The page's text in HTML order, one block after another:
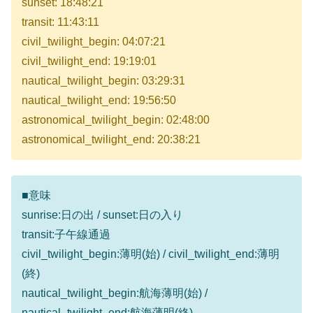
transit: 11:43:11
civil_twilight_begin: 04:07:21
civil_twilight_end: 19:19:01
nautical_twilight_begin: 03:29:31
nautical_twilight_end: 19:56:50
astronomical_twilight_begin: 02:48:00
astronomical_twilight_end: 20:38:21
■意味
sunrise:日の出 / sunset:日の入り
transit:子午線通過
civil_twilight_begin:薄明(始) / civil_twilight_end:薄明
(終)
nautical_twilight_begin:航海薄明(始) /